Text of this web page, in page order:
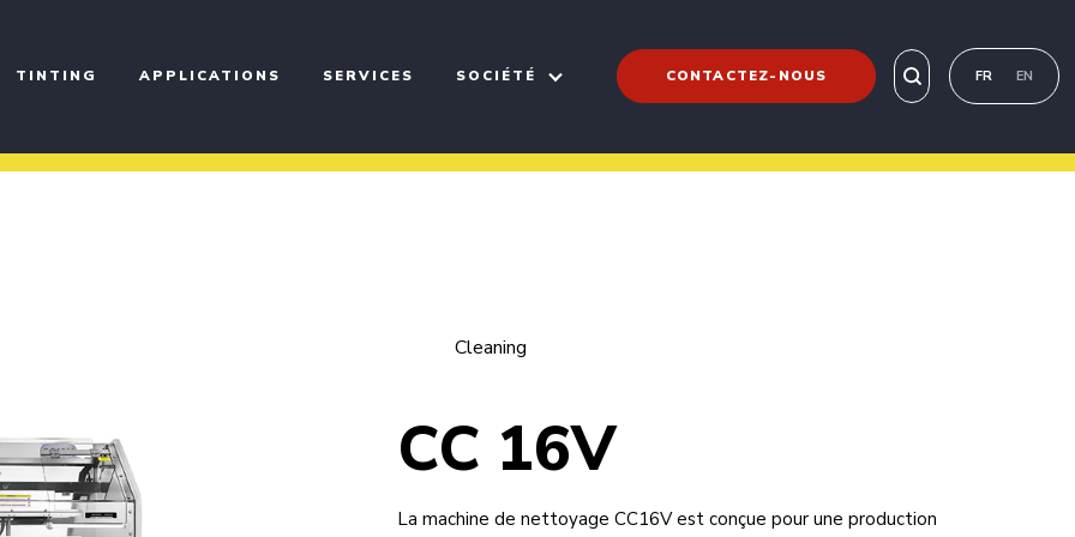
TINTING APPLICATIONS SERVICES SOCIÉTÉ CONTACTEZ-NOUS FR EN
Cleaning
CC 16V
La machine de nettoyage CC16V est conçue pour une production